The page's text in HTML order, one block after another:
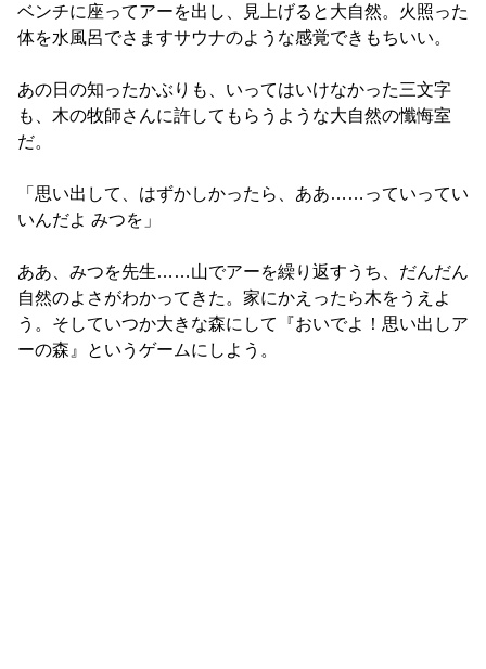
ベンチに座ってアーを出し、見上げると大自然。火照った
体を水風呂でさますサウナのような感覚できもちいい。
あの日の知ったかぶりも、いってはいけなかった三文字
も、木の牧師さんに許してもらうような大自然の懺悔室
だ。
「思い出して、はずかしかったら、ああ……っていってい
いんだよ みつを」
ああ、みつを先生……山でアーを繰り返すうち、だんだん
自然のよさがわかってきた。家にかえったら木をうえよ
う。そしていつか大きな森にして『おいでよ！思い出しア
ーの森』というゲームにしよう。